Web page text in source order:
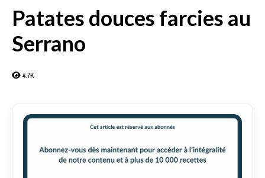
Patates douces farcies au
Serrano
4.7K